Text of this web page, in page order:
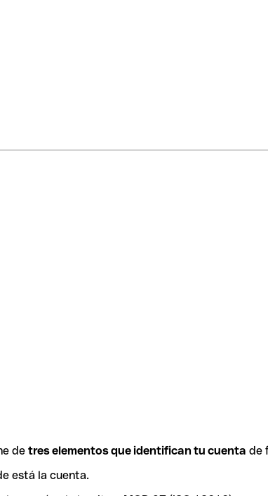
de tres elementos que identifican tu cuenta de
está la cuenta.